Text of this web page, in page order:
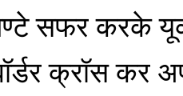
सफर करके
क्रॉस कर